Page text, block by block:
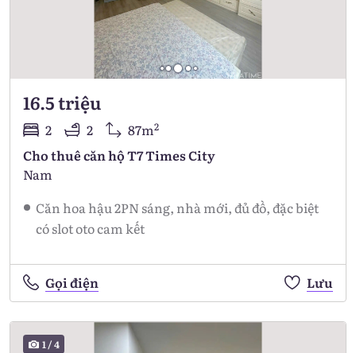
16.5 triệu
2 2 87m2
Cho thuê căn hộ T7 Times City
Nam
Căn hoa hậu 2PN sáng, nhà mới, đủ đồ, đặc biệt
có slot oto cam kết
Gọi điện Lưu
1/4